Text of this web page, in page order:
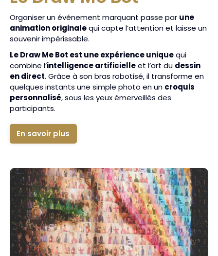
Organiser un événement marquant passe par une
animation originalequi capte l’attention et laisse un
souvenir impérissable.
Le Draw Me Bot est une expérience uniquequi
combine l’intelligence artificielleet l’art du dessin
en direct. Grâce à son bras robotisé, il transforme en
quelques instants une simple photo en un croquis
personnalisé, sous les yeux émerveillés des
participants.
En savoir plus